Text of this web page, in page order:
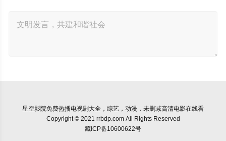
星空影院免费热播电视剧大全，综艺，动漫，未删减高清电影在线看
Copyright © 2021 rrbdp.com All Rights Reserved
藏ICP备10600622号